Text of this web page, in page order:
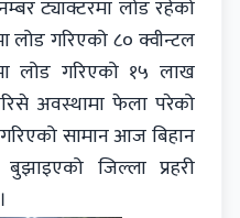
ट्याक्टरमा लोड रहेको
लोड गरिएको ८० क्वीन्टल
लोड गरिएको १५ लाख
अवस्थामा फेला परेको
सामान आज बिहान
जिल्ला प्रहरी